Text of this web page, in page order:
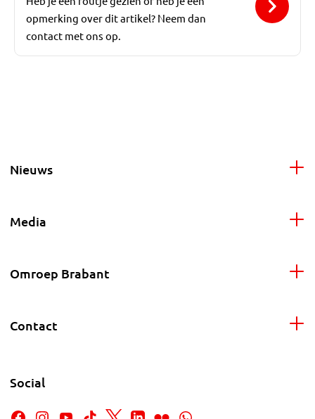
opmerking over dit artikel? Neem dan
contact met ons op.
Nieuws
Media
Omroep Brabant
Contact
Social